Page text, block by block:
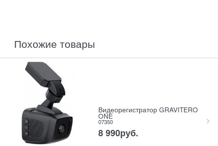
похожие товары
Видеорегистратор GRAVITERO
ONE
07350
8 990руб.